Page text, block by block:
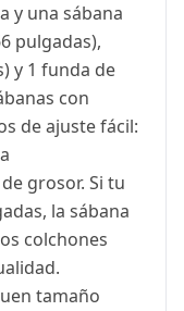
y una sábana
pulgadas),
y 1 funda de
con
de ajuste fácil:
grosor. Si tu
la sábana
colchones
tamaño